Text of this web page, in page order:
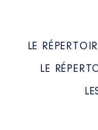
LE
LE